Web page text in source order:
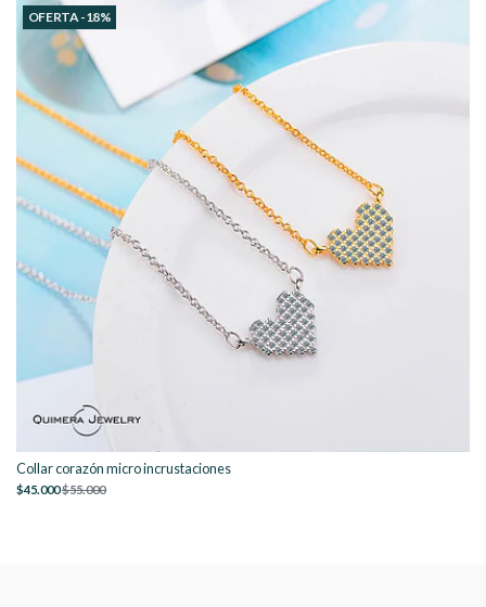
OFERTA -18%
Collar corazón micro incrustaciones
$45.000$55.000